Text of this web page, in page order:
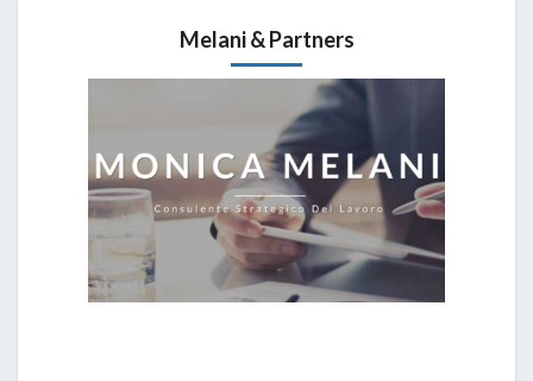
Melani & Partners